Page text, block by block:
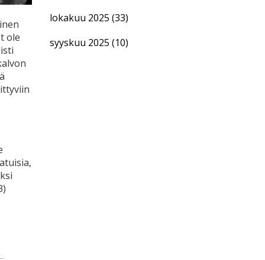
ole
lokakuu 2025 (33)
syyskuu 2025 (10)